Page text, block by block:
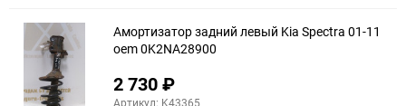
Амортизатор задний левый Kia Spectra 01-11
oem 0K2NA28900
2 730₽
Артикул: K43365